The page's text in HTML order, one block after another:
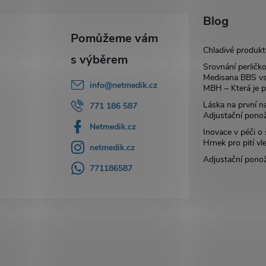
info@netmedik.cz
771 186 587
Netmedik.cz
netmedik.cz
771186587
Blog
Chladivé
Srovnání
Medisana BBS
MBH – Která je
Láska na první
Adjustační
Inovace v péči o
Hrnek pro pití
Adjustační